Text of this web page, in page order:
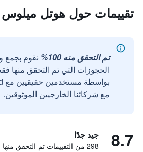
تقييمات حول هوتل ميلوس
تم التحقق منه 100%
نقوم بجمع
الحجوزات التي تم التحقق منها
مع شركائنا الخارجيين الموثوقين.
8.7 جيد جدًا
298 من التقييمات تم التحقق منها